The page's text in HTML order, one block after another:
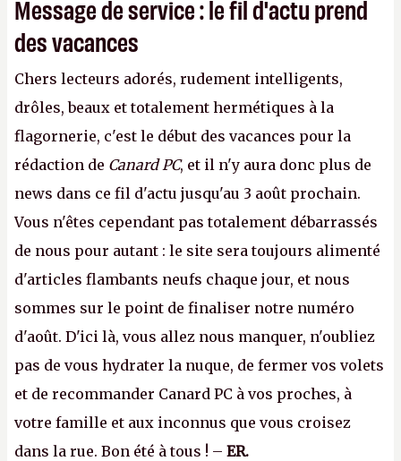
Message de service : le fil d'actu prend
des vacances
Chers lecteurs adorés, rudement intelligents,
drôles, beaux et totalement hermétiques à la
flagornerie, c'est le début des vacances pour la
rédaction de Canard PC, et il n'y aura donc plus de
news dans ce fil d'actu jusqu'au 3 août prochain.
Vous n'êtes cependant pas totalement débarrassés
de nous pour autant : le site sera toujours alimenté
d'articles flambants neufs chaque jour, et nous
sommes sur le point de finaliser notre numéro
d'août. D'ici là, vous allez nous manquer, n'oubliez
pas de vous hydrater la nuque, de fermer vos volets
et de recommander Canard PC à vos proches, à
votre famille et aux inconnus que vous croisez
dans la rue. Bon été à tous ! – ER.